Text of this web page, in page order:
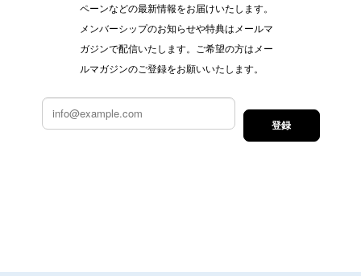
ペーンなどの最新情報をお届けいたします。
メンバーシップのお知らせや特典はメールマ
ガジンで配信いたします。ご希望の方はメー
ルマガジンのご登録をお願いいたします。
登録